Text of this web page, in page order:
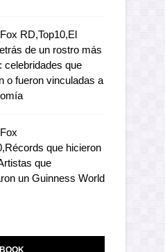
RD,Top10,El
de un rostro más
celebridades que
o fueron vinculadas a
que hicieron
que
un Guinness World